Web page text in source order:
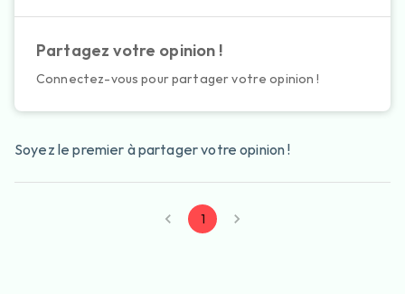
Partagez votre opinion !
Connectez-vous pour partager votre opinion !
Soyez le premier à partager votre opinion !
1